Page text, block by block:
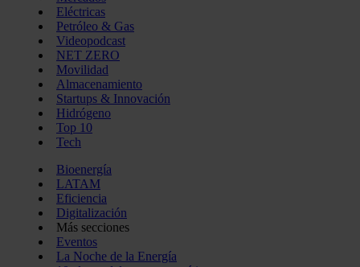
Eléctricas
Petróleo & Gas
Videopodcast
NET ZERO
Movilidad
Almacenamiento
Startups & Innovación
Hidrógeno
Top 10
Tech
Bioenergía
LATAM
Eficiencia
Digitalización
Más secciones
Eventos
La Noche de la Energía